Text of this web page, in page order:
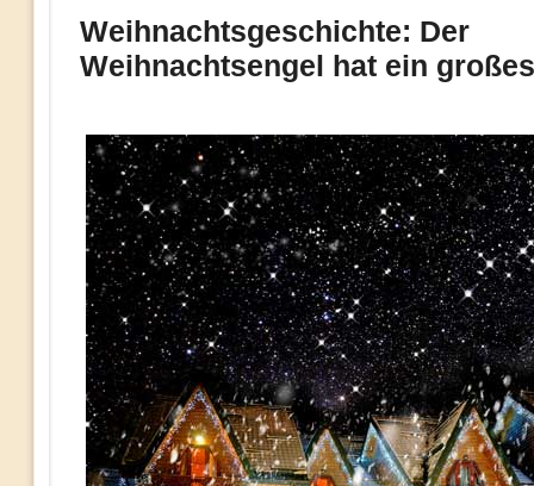
Weihnachtsgeschichte: Der
Weihnachtsengel hat ein